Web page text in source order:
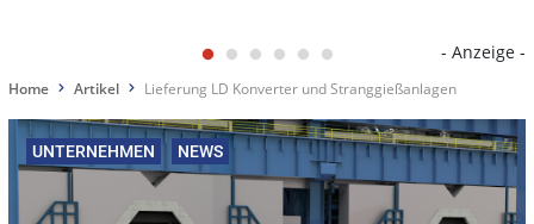
- Anzeige -
Home Artikel Lieferung LD Konverter und Stranggießanlagen
UNTERNEHMEN NEWS